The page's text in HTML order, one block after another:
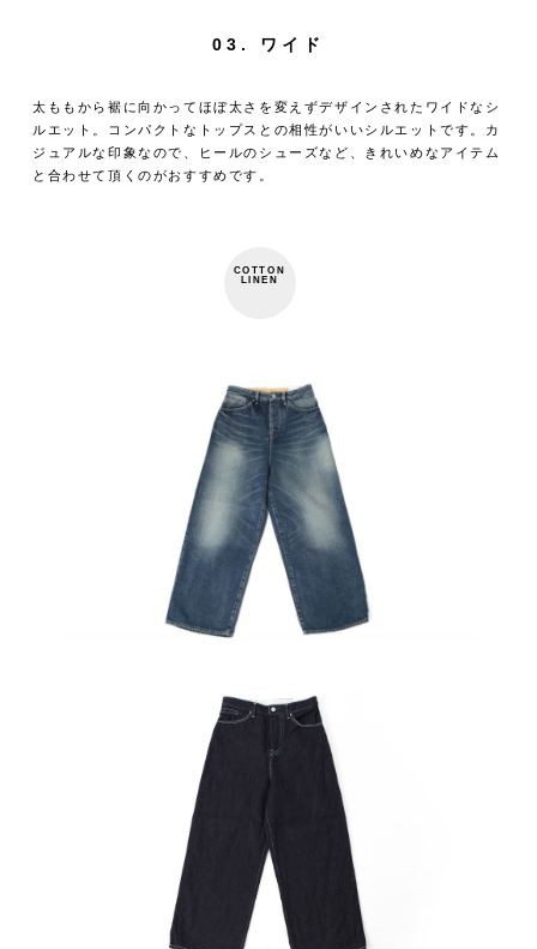
03. ワイド
太ももから裾に向かってほぼ太さを変えずデザインされたワイドなシ
ルエット。コンパクトなトップスとの相性がいいシルエットです。カ
ジュアルな印象なので、ヒールのシューズなど、きれいめなアイテム
と合わせて頂くのがおすすめです。
COTTON
LINEN